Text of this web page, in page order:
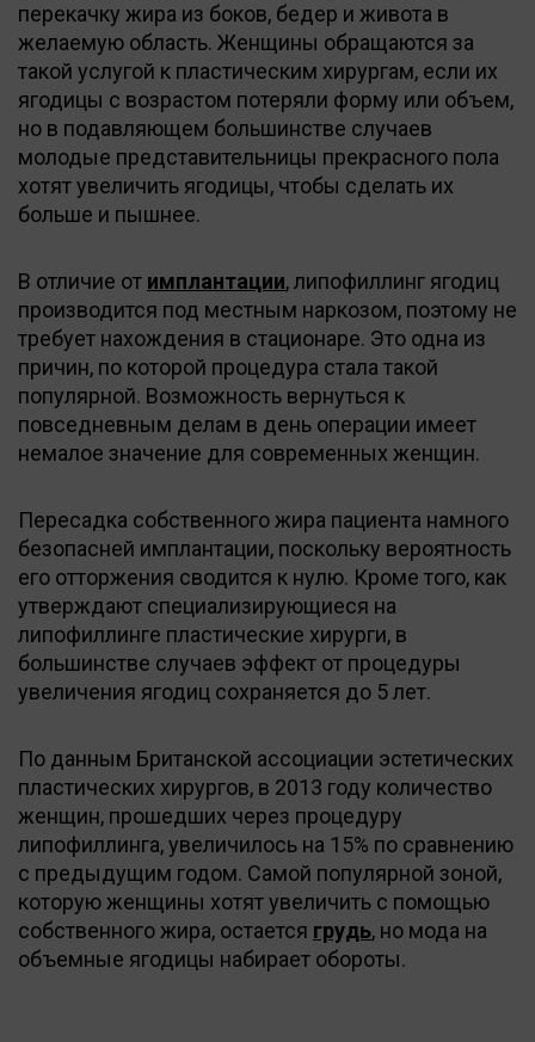
перекачку жира из боков, бедер и живота в
желаемую область. Женщины обращаются за
такой услугой к пластическим хирургам, если их
ягодицы с возрастом потеряли форму или объем,
но в подавляющем большинстве случаев
молодые представительницы прекрасного пола
хотят увеличить ягодицы, чтобы сделать их
больше и пышнее.
В отличие от имплантации, липофиллинг ягодиц
производится под местным наркозом, поэтому не
требует нахождения в стационаре. Это одна из
причин, по которой процедура стала такой
популярной. Возможность вернуться к
повседневным делам в день операции имеет
немалое значение для современных женщин.
Пересадка собственного жира пациента намного
безопасней имплантации, поскольку вероятность
его отторжения сводится к нулю. Кроме того, как
утверждают специализирующиеся на
липофиллинге пластические хирурги, в
большинстве случаев эффект от процедуры
увеличения ягодиц сохраняется до 5 лет.
По данным Британской ассоциации эстетических
пластических хирургов, в 2013 году количество
женщин, прошедших через процедуру
липофиллинга, увеличилось на 15% по сравнению
с предыдущим годом. Самой популярной зоной,
которую женщины хотят увеличить с помощью
собственного жира, остается грудь, но мода на
объемные ягодицы набирает обороты.